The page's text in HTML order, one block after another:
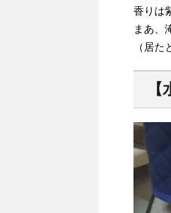
香りは
まあ、
（居